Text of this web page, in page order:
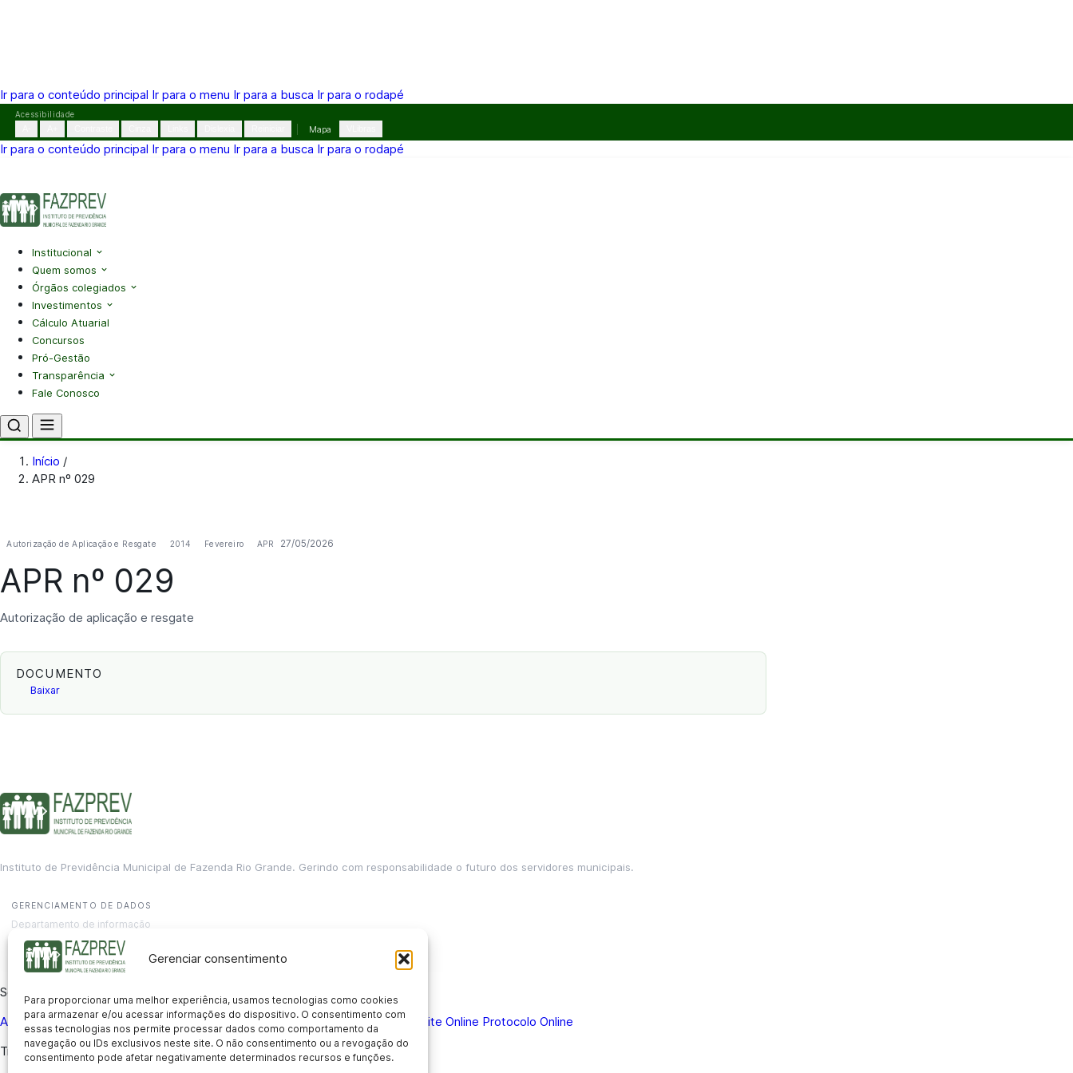
Gerenciar consentimento
Para proporcionar uma melhor experiência, usamos tecnologias como cookies
para armazenar e/ou acessar informações do dispositivo. O consentimento com
essas tecnologias nos permite processar dados como comportamento da
navegação ou IDs exclusivos neste site. O não consentimento ou a revogação do
consentimento pode afetar negativamente determinados recursos e funções.
Ir para o conteúdo principal Ir para o menu Ir para a busca Ir para o rodapé
Pular
o
Acessibilidade
Mapa
Ir para o conteúdo principal Ir para o menu Ir para a busca Ir para o rodapé
Institucional
Quem somos
Órgãos colegiados
Investimentos
Cálculo Atuarial
Concursos
Pró-Gestão
Transparência
Fale Conosco
Início /
APR nº 029
Autorização de Aplicação e Resgate 2014 Fevereiro APR 27/05/2026
APR nº 029
Autorização de aplicação e resgate
DOCUMENTO
Baixar
Instituto de Previdência Municipal de Fazenda Rio Grande. Gerindo com responsabilidade o futuro dos servidores municipais.
GERENCIAMENTO DE DADOS
Departamento de informação
contato@fazprev.pr.gov.br
(41) 3995-2146
Serviços
Aposentadoria Pensão por Morte Benefício por Invalidez Auxílio Doença Holerite Online Protocolo Online
Transparência